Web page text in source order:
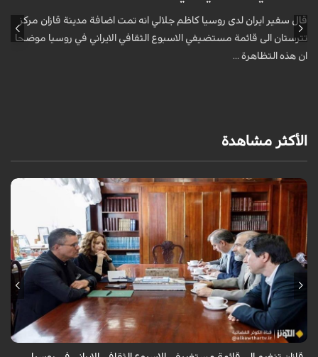
قال سفير ايران لدى روسيا كاظم جلالي انه تمت اضافة مدينة قازان مركز
تترستان الى قائمة مستضيفي الاسبوع الثقافي الايراني في روسيا موضحا
ان هذه التظاهرة ...
الأكثر مشاهدة
قال سفير ايران لدى روسيا كاظم جلالي انه تمت اضافة مدينة قازان مركز
تترستان الى قائمة مستضيفي الاسبوع الثقافي الايراني في روسيا موضحا ان
هذه التظاهرة ...